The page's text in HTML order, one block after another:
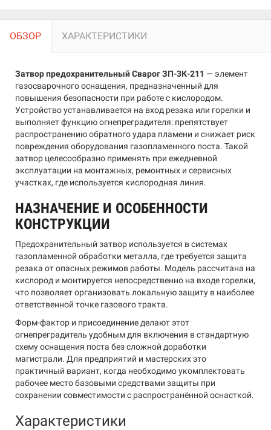
ОБЗОР ХАРАКТЕРИСТИКИ
Затвор предохранительный Сварог ЗП-3К-211 — элемент
газосварочного оснащения, предназначенный для
повышения безопасности при работе с кислородом.
Устройство устанавливается на вход резака или горелки и
выполняет функцию огнепреградителя: препятствует
распространению обратного удара пламени и снижает риск
повреждения оборудования газопламенного поста. Такой
затвор целесообразно применять при ежедневной
эксплуатации на монтажных, ремонтных и сервисных
участках, где используется кислородная линия.
НАЗНАЧЕНИЕ И ОСОБЕННОСТИ
КОНСТРУКЦИИ
Предохранительный затвор используется в системах
газопламенной обработки металла, где требуется защита
резака от опасных режимов работы. Модель рассчитана на
кислород и монтируется непосредственно на входе горелки,
что позволяет организовать локальную защиту в наиболее
ответственной точке газового тракта.
Форм-фактор и присоединение делают этот
огнепреградитель удобным для включения в стандартную
схему оснащения поста без сложной доработки
магистрали. Для предприятий и мастерских это
практичный вариант, когда необходимо укомплектовать
рабочее место базовыми средствами защиты при
сохранении совместимости с распространённой оснасткой.
Характеристики